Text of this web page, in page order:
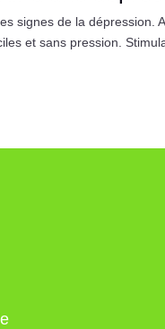
signes de la dépression.
et sans pression.